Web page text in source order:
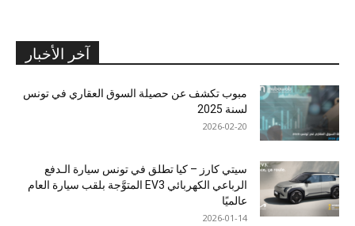
آخر الأخبار
مبوب تكشف عن حصيلة السوق العقاري في تونس
لسنة 2025
2026-02-20
سيتي كارز – كيا تطلق في تونس سيارة الـدفع
الرباعي الكهربائي EV3 المتوَّجة بلقب سيارة العام
عالميًا
2026-01-14